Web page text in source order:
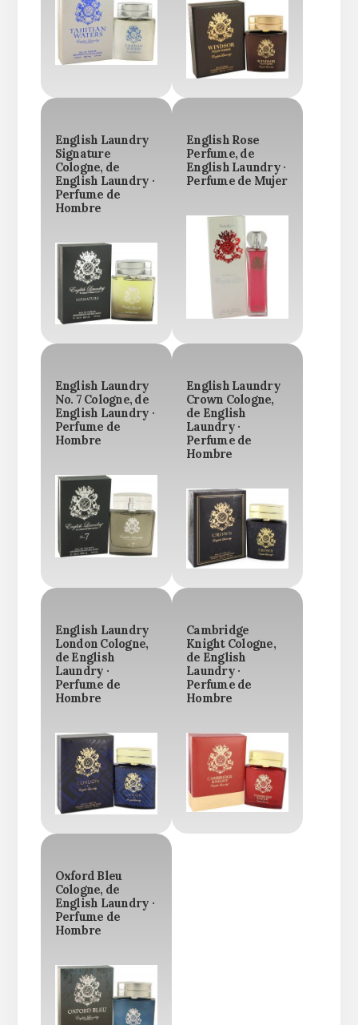
English Laundry
Signature
Cologne, de
English Laundry ·
Perfume de
Hombre
English Rose
Perfume, de
English Laundry ·
Perfume de Mujer
English Laundry
No. 7 Cologne, de
English Laundry ·
Perfume de
Hombre
English Laundry
Crown Cologne,
de English
Laundry ·
Perfume de
Hombre
English Laundry
London Cologne,
de English
Laundry ·
Perfume de
Hombre
Cambridge
Knight Cologne,
de English
Laundry ·
Perfume de
Hombre
Oxford Bleu
Cologne, de
English Laundry ·
Perfume de
Hombre